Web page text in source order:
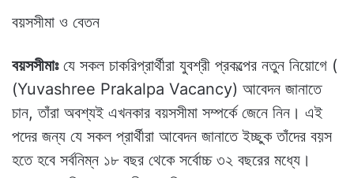
বয়সসীমা ও বেতন
বয়সসীমাঃযে সকল চাকরিপ্রার্থীরা যুবশ্রী প্রকল্পের নতুন নিয়োগে (
(Yuvashree Prakalpa Vacancy) আবেদন জানাতে
চান, তাঁরা অবশ্যই এখনকার বয়সসীমা সম্পর্কে জেনে নিন। এই
পদের জন্য যে সকল প্রার্থীরা আবেদন জানাতে ইচ্ছুক তাঁদের বয়স
হতে হবে সর্বনিম্ন ১৮ বছর থেকে সর্বোচ্চ ৩২ বছরের মধ্যে।